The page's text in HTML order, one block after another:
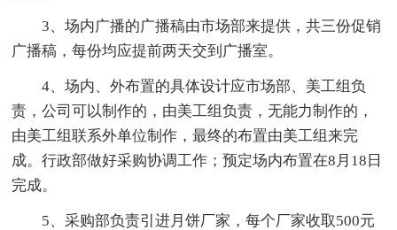
3、场内广播的广播稿由市场部来提供，共三份促销
广播稿，每份均应提前两天交到广播室。
4、场内、外布置的具体设计应市场部、美工组负
责，公司可以制作的，由美工组负责，无能力制作的，
由美工组联系外单位制作，最终的布置由美工组来完
成。行政部做好采购协调工作；预定场内布置在8月18日
完成。
5、采购部负责引进月饼厂家，每个厂家收取500元